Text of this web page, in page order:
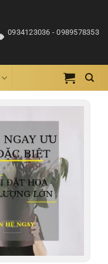
0934123036 - 0989578353